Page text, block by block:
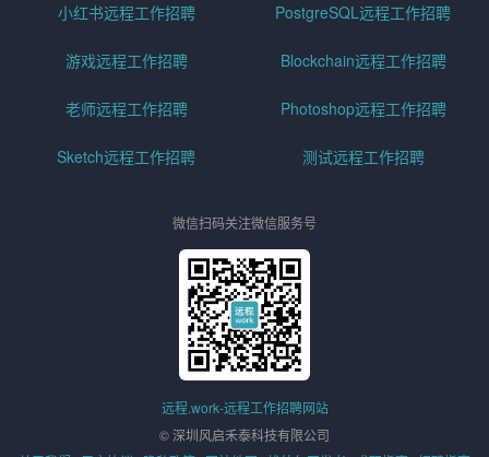
小红书远程工作招聘 PostgreSQL远程工作招聘
游戏远程工作招聘 Blockchain远程工作招聘
老师远程工作招聘 Photoshop远程工作招聘
Sketch远程工作招聘 测试远程工作招聘
微信扫码关注微信服务号
远程.work-远程工作招聘网站
© 深圳风启禾泰科技有限公司